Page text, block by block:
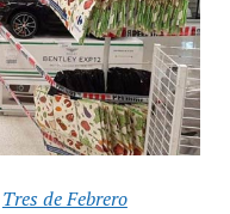
Tres de Febrero